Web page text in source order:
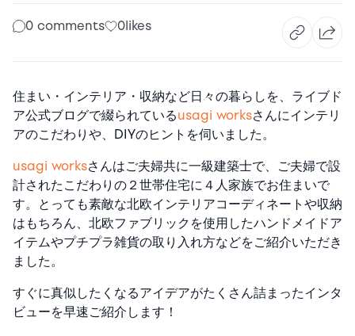
0 comments 0likes
住まい・インテリア・収納など日々の暮らしを、ライブド
ア公式ブログで綴られているusagi worksさんにインテリ
アのこだわりや、DIYのヒントを伺いました。
usagi worksさんはご夫婦共に一級建築士で、ご夫婦で設
計された こだわりの２世帯住宅に４人家族でお住まいで
す。とっても素敵な北欧インテリアコーディネートや収納
はもちろん、北欧ファブリックを使用したハンドメイドア
イテムやプチプラ雑貨の取り入れ方などをご紹介いただき
ました。
すぐに真似したくなるアイデアがたくさん詰まったインタ
ビューを早速ご紹介します！